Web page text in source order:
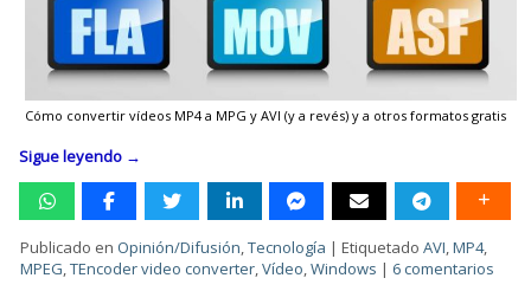
Cómo convertir vídeos MP4 a MPG y AVI (y a revés) y a otros formatos gratis
Sigue leyendo →
Publicado en Opinión/Difusión,Tecnología |Etiquetado AVI,MP4,
MPEG,TEncoder video converter,Vídeo,Windows | 6 comentarios